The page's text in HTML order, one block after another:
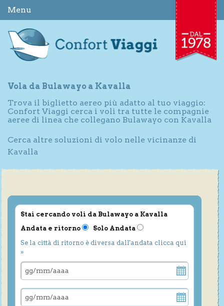
Menu
Vola da Bulawayo a Kavalla
Trova il biglietto aereo più adatto al tuo viaggio:
Confort Viaggi cerca i voli tra tutte le compagnie
aeree di linea che collegano Bulawayo con Kavalla
Cerca altre soluzioni di volo nelle vicinanze di
Kavalla
Stai cercando voli da Bulawayo a Kavalla
Andata e ritorno
Solo Andata
Se la città di ritorno è diversa dall'andata clicca qui
»